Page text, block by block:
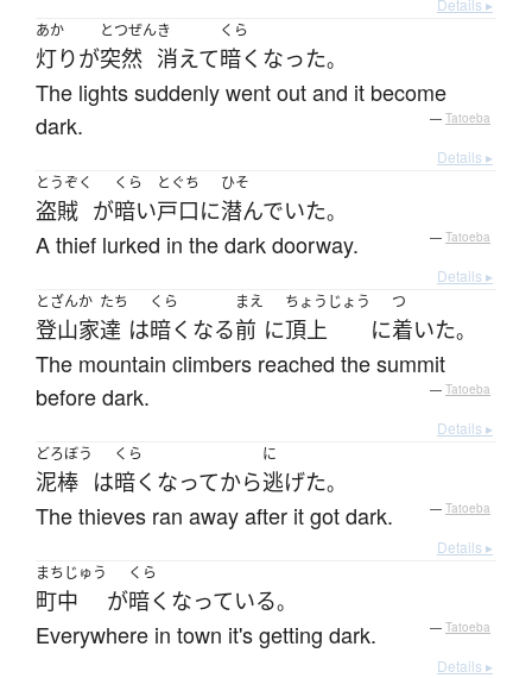
Details ▸
あか
灯りが
とつぜん
突然
き
消えて
くら
暗く なった。
The lights suddenly went out and it become
dark.
— Tatoeba
Details ▸
とうぞく
盗賊 が
くら
暗い
とぐち
戸口に
ひそ
潜んでいた。
A thief lurked in the dark doorway. — Tatoeba
Details ▸
とざんか
登山家
たち
達 は
くら
暗く なる
まえ
前 に
ちょうじょう
頂上 に
つ
着いた。
The mountain climbers reached the summit
before dark.
— Tatoeba
Details ▸
どろぼう
泥棒 は
くら
暗く なってから
に
逃げた。
The thieves ran away after it got dark. — Tatoeba
Details ▸
まちじゅう
町中 が
くら
暗く なっている。
Everywhere in town it's getting dark. — Tatoeba
Details ▸